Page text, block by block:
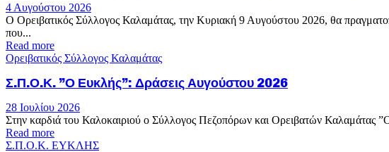
4 Αυγούστου 2026
Ο Ορειβατικός Σύλλογος Καλαμάτας, την Κυριακή 9 Αυγούστου 2026, θα
που...
Read more
Ορειβατικός Σύλλογος Καλαμάτας
Σ.Π.Ο.Κ. ”Ο Ευκλής”: Δράσεις Αυγούστου 2026
28 Ιουλίου 2026
Στην καρδιά του Καλοκαιριού ο Σύλλογος Πεζοπόρων και Ορειβατών Καλαμάτας
Read more
Σ.Π.Ο.Κ. ΕΥΚΛΗΣ